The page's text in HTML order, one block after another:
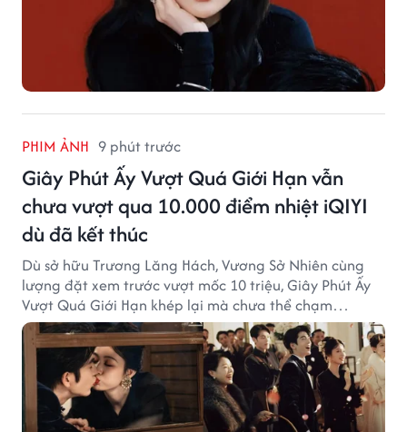
PHIM ẢNH 9 phút trước
Giây Phút Ấy Vượt Quá Giới Hạn vẫn
chưa vượt qua 10.000 điểm nhiệt iQIYI
dù đã kết thúc
Dù sở hữu Trương Lăng Hách, Vương Sở Nhiên cùng
lượng đặt xem trước vượt mốc 10 triệu, Giây Phút Ấy
Vượt Quá Giới Hạn khép lại mà chưa thể chạm
ngưỡng "bạo khoản" trên cả hai nền tảng phát sóng.